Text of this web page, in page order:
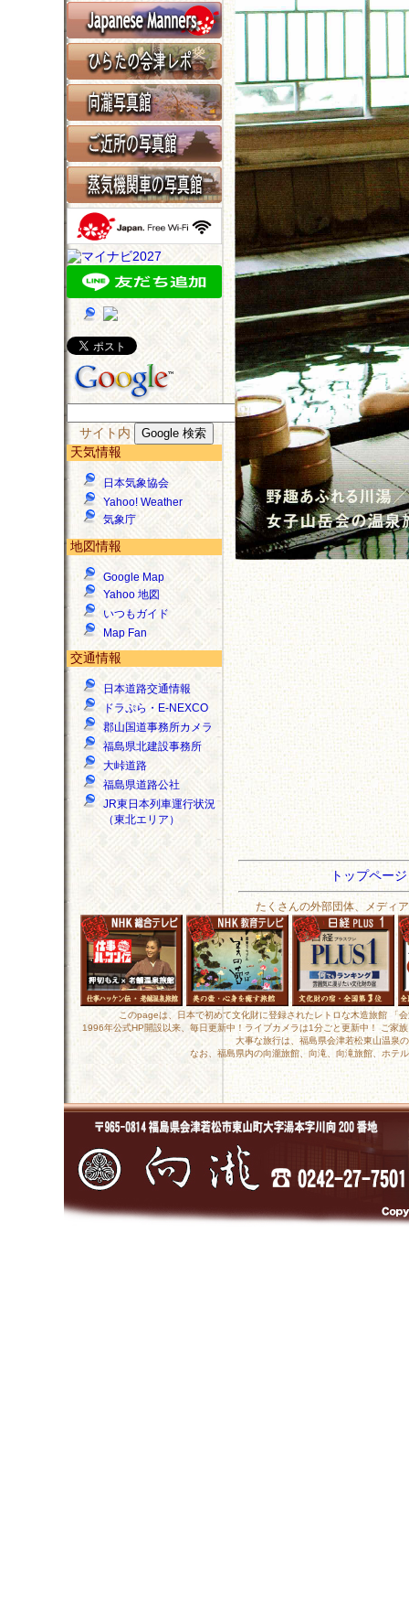
サイト内
天気情報
日本気象協会
Yahoo! Weather
気象庁
地図情報
Google Map
Yahoo 地図
いつもガイド
Map Fan
交通情報
日本道路交通情報
ドラぷら・E-NEXCO
郡山国道事務所カメラ
福島県北建設事務所
大峠道路
福島県道路公社
JR東日本列車運行状況
（東北エリア）
トップペー
たくさんの外部団体、メディ
このpageは、日本で初めて文化財に登録されたレトロな木造旅館
1996年公式HP開設以来、毎日更新中！ライブカメラは1分ごと更新中！ ご家
大事な旅行は、福島県会津若松東山温泉
なお、福島県内の向瀧旅館、向滝、向滝旅館、ホテ